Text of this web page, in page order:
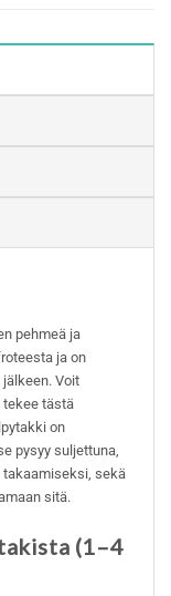
pehmeä ja
ja on
Voit
tekee tästä
on
pysyy suljettuna,
takaamiseksi, sekä
sitä.
(1–4